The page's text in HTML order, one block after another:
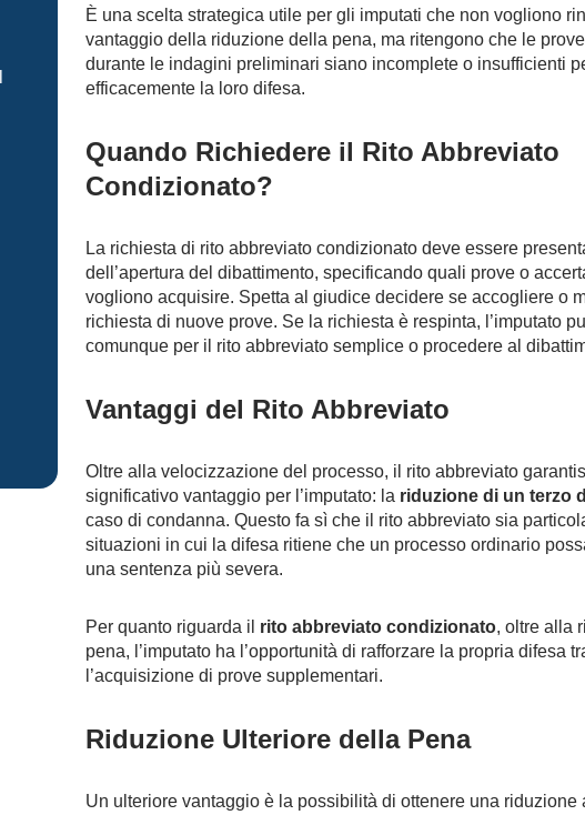
È una scelta strategica utile per gli imputati che non vogliono
vantaggio della riduzione della pena, ma ritengono che le
durante le indagini preliminari siano incomplete o insufficienti
efficacemente la loro difesa.
Quando Richiedere il Rito Abbreviato
Condizionato?
La richiesta di rito abbreviato condizionato deve essere
dell’apertura del dibattimento, specificando quali prove o
vogliono acquisire. Spetta al giudice decidere se accogliere o
richiesta di nuove prove. Se la richiesta è respinta, l’imputato
comunque per il rito abbreviato semplice o procedere al
Vantaggi del Rito Abbreviato
Oltre alla velocizzazione del processo, il rito abbreviato
significativo vantaggio per l’imputato: la riduzione di un terzo
caso di condanna. Questo fa sì che il rito abbreviato sia
situazioni in cui la difesa ritiene che un processo ordinario
una sentenza più severa.
Per quanto riguarda il rito abbreviato condizionato, oltre alla
pena, l’imputato ha l’opportunità di rafforzare la propria difesa
l’acquisizione di prove supplementari.
Riduzione Ulteriore della Pena
Un ulteriore vantaggio è la possibilità di ottenere una riduzione